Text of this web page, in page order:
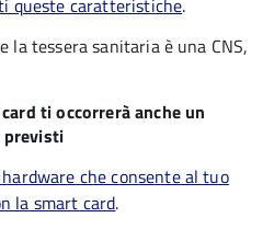
queste caratteristiche.
la tessera sanitaria è una CNS,
ti occorrerà anche un
previsti
che consente al tuo
la smart card.